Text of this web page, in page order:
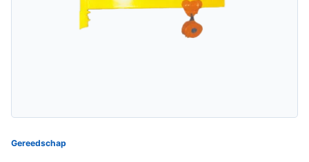
Gereedschap